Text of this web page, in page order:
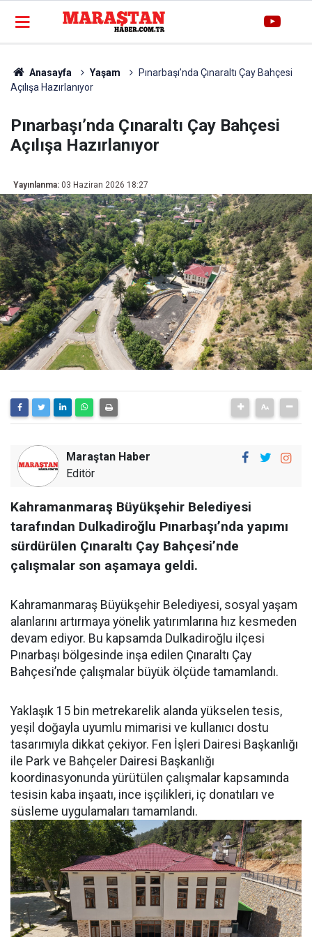
Anasayfa Yaşam
Pınarbaşı’nda Çınaraltı Çay Bahçesi
Açılışa Hazırlanıyor
Pınarbaşı’nda Çınaraltı Çay Bahçesi
Açılışa Hazırlanıyor
Yayınlanma: 03 Haziran 2026 18:27
Maraştan Haber
Editör
Kahramanmaraş Büyükşehir Belediyesi
tarafından Dulkadiroğlu Pınarbaşı’nda yapımı
sürdürülen Çınaraltı Çay Bahçesi’nde
çalışmalar son aşamaya geldi.
Kahramanmaraş Büyükşehir Belediyesi, sosyal yaşam
alanlarını artırmaya yönelik yatırımlarına hız kesmeden
devam ediyor. Bu kapsamda Dulkadiroğlu ilçesi
Pınarbaşı bölgesinde inşa edilen Çınaraltı Çay
Bahçesi’nde çalışmalar büyük ölçüde tamamlandı.
Yaklaşık 15 bin metrekarelik alanda yükselen tesis,
yeşil doğayla uyumlu mimarisi ve kullanıcı dostu
tasarımıyla dikkat çekiyor. Fen İşleri Dairesi Başkanlığı
ile Park ve Bahçeler Dairesi Başkanlığı
koordinasyonunda yürütülen çalışmalar kapsamında
tesisin kaba inşaatı, ince işçilikleri, iç donatıları ve
süsleme uygulamaları tamamlandı.